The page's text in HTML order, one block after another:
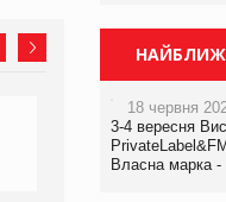
18 червня
3-4 вересня
Власна марка -